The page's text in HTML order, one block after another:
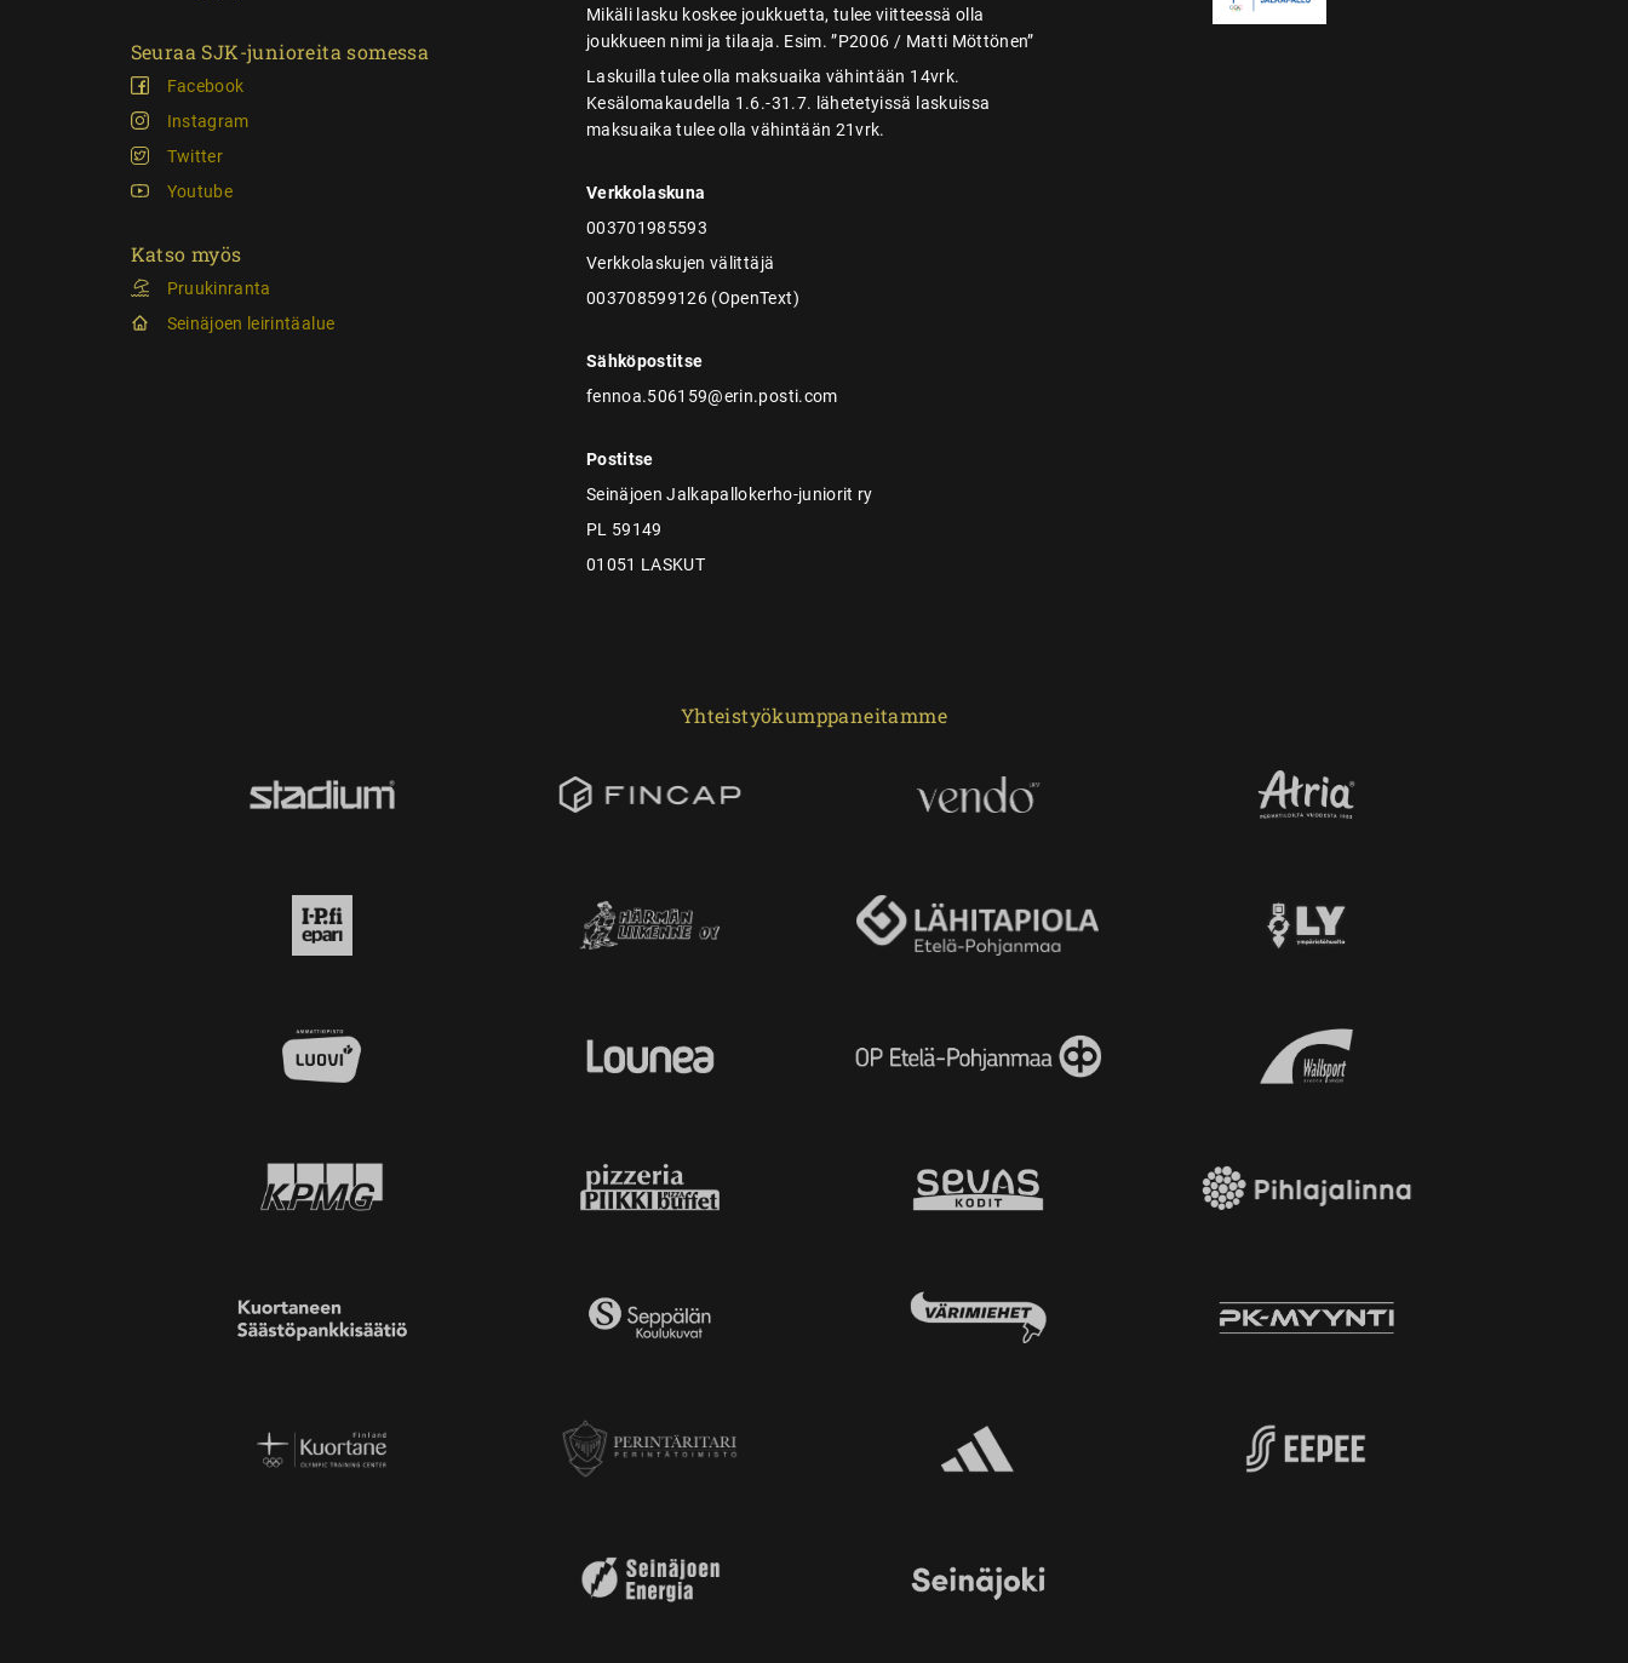
Seuraa SJK-junioreita somessa
Facebook
Instagram
Twitter
Youtube
Katso myös
Pruukinranta
Seinäjoen leirintäalue
Mikäli lasku koskee joukkuetta, tulee viitteessä olla
joukkueen nimi ja tilaaja. Esim. ”P2006 / Matti Möttönen”
Laskuilla tulee olla maksuaika vähintään 14vrk.
Kesälomakaudella 1.6.-31.7. lähetetyissä laskuissa
maksuaika tulee olla vähintään 21vrk.
Verkkolaskuna
003701985593
Verkkolaskujen välittäjä
003708599126 (OpenText)
Sähköpostitse
fennoa.506159@erin.posti.com
Postitse
Seinäjoen Jalkapallokerho-juniorit ry
PL 59149
01051 LASKUT
Yhteistyökumppaneitamme